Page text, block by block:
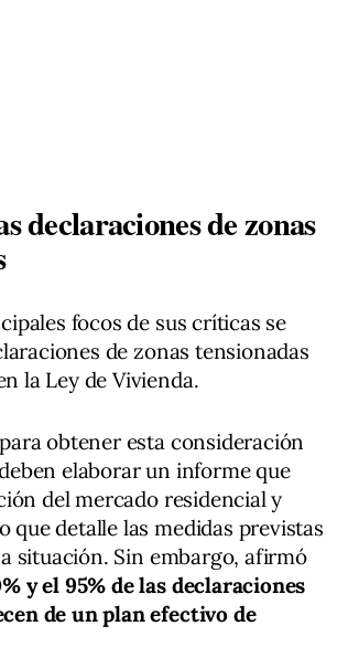
declaraciones de zonas
focos de sus críticas se
de zonas tensionadas
la Ley de Vivienda.
obtener esta consideración
elaborar un informe que
del mercado residencial y
que detalle las medidas previstas
situación. Sin embargo, afirmó
y el 95% de las declaraciones
de un plan efectivo de